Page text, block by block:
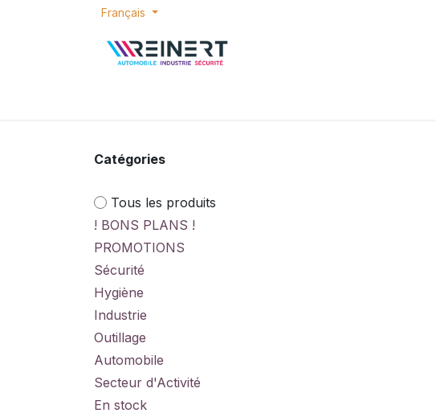
Se rendre au contenu
Français
Catégories
Tous les produits
! BONS PLANS !
PROMOTIONS
Sécurité
Hygiène
Industrie
Outillage
Automobile
Secteur d'Activité
En stock